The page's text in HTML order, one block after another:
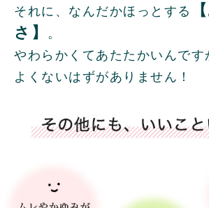
それに、なんだかほっとする
さ】
。
やわらかくてあたたかいんです
よくないはずがありません！